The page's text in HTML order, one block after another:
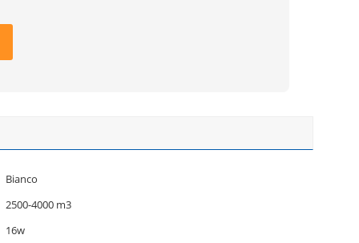
Bianco
2500-4000 m3
16w